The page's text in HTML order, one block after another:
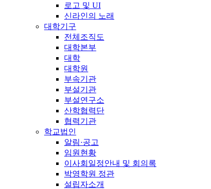
로고 및 UI
신라인의 노래
대학기구
전체조직도
대학본부
대학
대학원
부속기관
부설기관
부설연구소
산학협력단
협력기관
학교법인
알림·공고
임원현황
이사회일정안내 및 회의록
박영학원 정관
설립자소개